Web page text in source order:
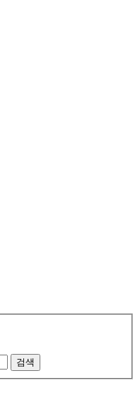
검색